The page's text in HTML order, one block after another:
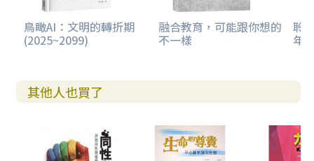
四. 反對同性戀等於不寬容？
五. 同性戀是先天的又如何？
六. 正常與變態
九. 自我表達的自由是否絕對？
十. 小結
第七章 從神學角度看同性戀
一. 神本倫理與人本倫理的張力
鳥瞰AI：文明的轉折期
(2025~2099)
融合教育，可能跟你想的
不一樣
聆
年
其他人也買了